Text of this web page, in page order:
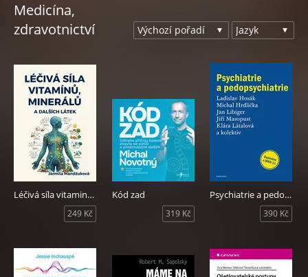
Medicína,
zdravotnictví
Léčivá síla vitaminů, minerálů a dalších látek
249 Kč
Kód zad
319 Kč
Psychiatrie a pedopsychiatrie
390 Kč